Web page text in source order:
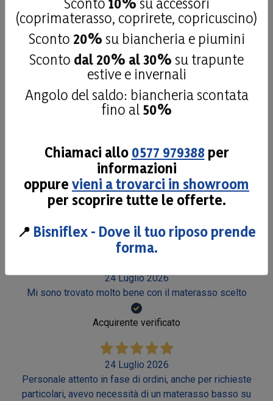
recensioni
Le nostre recensioni a 4 e 5 stelle.
Clicca qui per leggerle tutte >
Precedente Successivo
27 Luglio 2026
Acquirente verificato
26 Luglio 2026
Materiale di qualità personale disponibile Consigliato
Acquirente verificato
24 Luglio 2026
Mi sono trovato molto bene con il materasso scelto
Acquirente verificato
24 Luglio 2026
Personale attento in fase di ordini, anche per richieste
particolari, avevo necessità di un materasso basso su
(coprimaterasso, coprirete, copricuscino)
Sconto 20% su biancheria e piumini
Sconto dal 20% al 30% su trapunte
estive e invernali
Angolo del saldo: biancheria scontata
fino al 50%
Chiamaci allo 0577 979388per
informazioni
oppure vieni a trovarci in showroom
per scoprire tutte le offerte.
📍 Bisniflex - Dove il tuo riposo prende
forma.